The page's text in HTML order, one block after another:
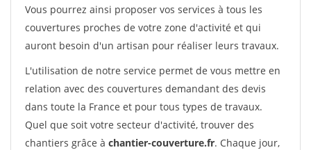
Vous pourrez ainsi proposer vos services à tous les
couvertures proches de votre zone d'activité et qui
auront besoin d'un artisan pour réaliser leurs travaux.
L'utilisation de notre service permet de vous mettre en
relation avec des couvertures demandant des devis
dans toute la France et pour tous types de travaux.
Quel que soit votre secteur d'activité, trouver des
chantiers grâce à chantier-couverture.fr. Chaque jour,